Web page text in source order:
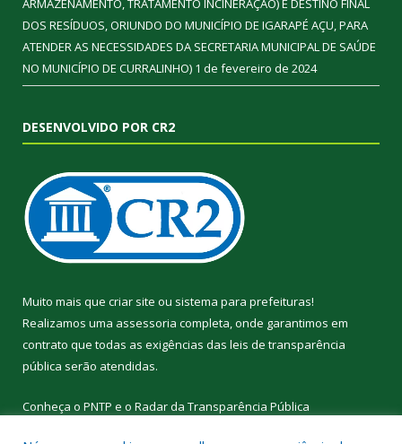
ARMAZENAMENTO, TRATAMENTO INCINERAÇÃO) E DESTINO FINAL
DOS RESÍDUOS, ORIUNDO DO MUNICÍPIO DE IGARAPÉ AÇU, PARA
ATENDER AS NECESSIDADES DA SECRETARIA MUNICIPAL DE SAÚDE
NO MUNICÍPIO DE CURRALINHO) 1 de fevereiro de 2024
DESENVOLVIDO POR CR2
Muito mais que criar site ou sistema para prefeituras!
Realizamos uma assessoria completa, onde garantimos em
contrato que todas as exigências das leis de transparência
pública serão atendidas.
Conheça o PNTP e o Radar da Transparência Pública